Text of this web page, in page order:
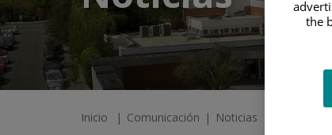
Inicio Comunicación Noticias
the